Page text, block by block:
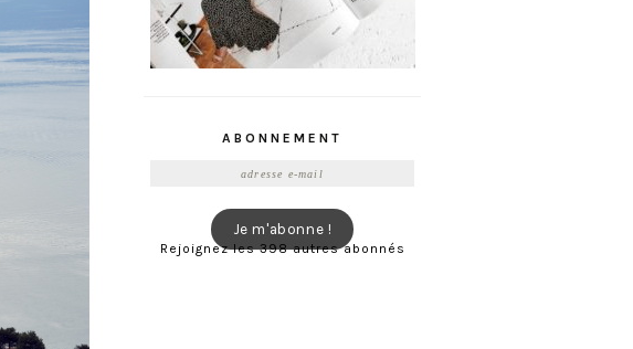
ABONNEMENT
Je m'abonne !
Rejoignez les 398 autres abonnés